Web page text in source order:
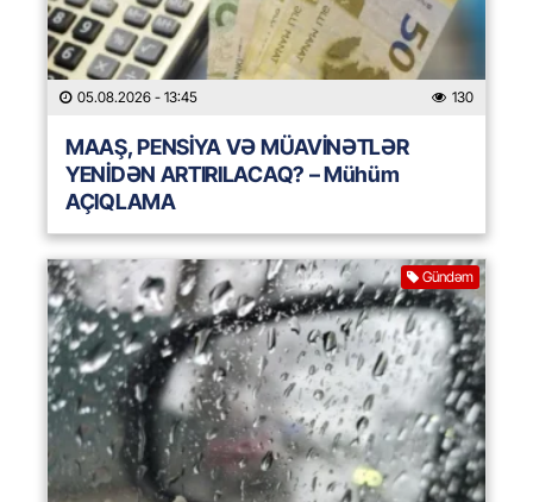
05.08.2026 - 13:45 130
MAAŞ, PENSİYA VƏ MÜAVİNƏTLƏR
YENİDƏN ARTIRILACAQ? – Mühüm
AÇIQLAMA
Gündəm